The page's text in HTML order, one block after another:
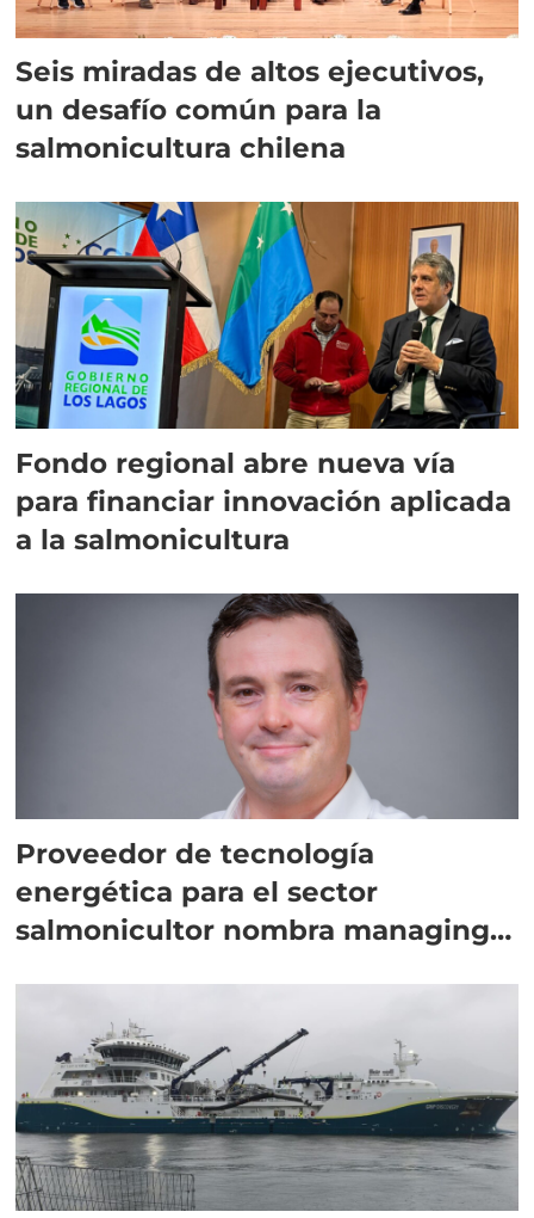
Seis miradas de altos ejecutivos,
un desafío común para la
salmonicultura chilena
Fondo regional abre nueva vía
para financiar innovación aplicada
a la salmonicultura
Proveedor de tecnología
energética para el sector
salmonicultor nombra managing